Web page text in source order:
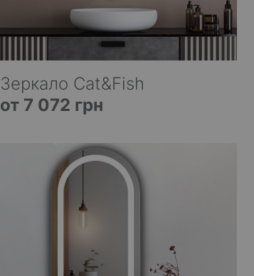
Зеркало Cat&Fish
от 7 072 грн